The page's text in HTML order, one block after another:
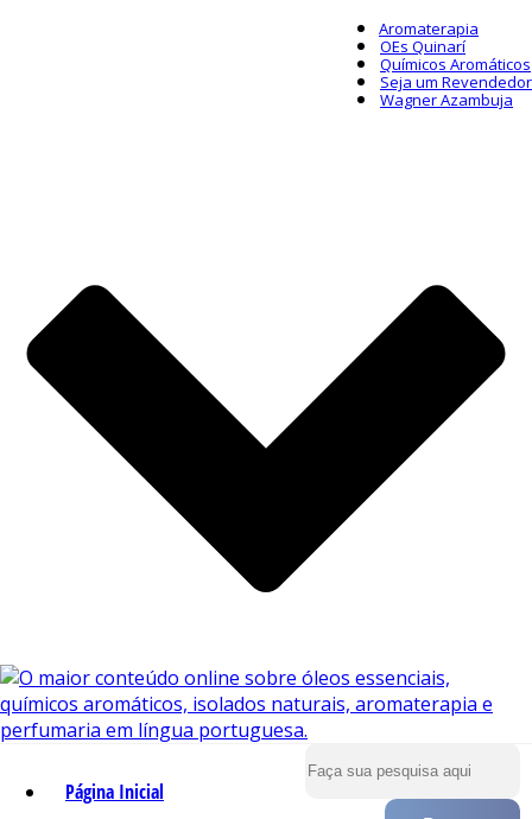
Aromaterapia
OEs Quinarí
Químicos Aromáticos
Seja um Revendedor
Wagner Azambuja
Página Inicial